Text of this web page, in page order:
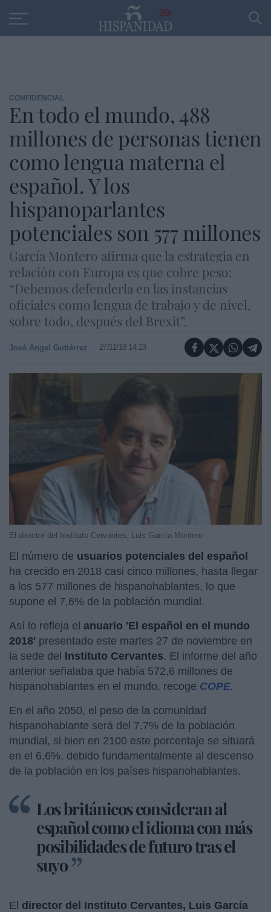
30
CONFIDENCIAL
En todo el mundo, 488
millones de personas tienen
como lengua materna el
español. Y los
hispanoparlantes
potenciales son 577 millones
García Montero afirma que la estrategia en
relación con Europa es que cobre peso:
“Debemos defenderla en las instancias
oficiales como lengua de trabajo y de nivel,
sobre todo, después del Brexit”.
José Ángel Gutiérrez 27/11/18 14:23
El director del Instituto Cervantes, Luis García Montero
El número de usuarios potenciales del español
ha crecido en 2018 casi cinco millones, hasta llegar
a los 577 millones de hispanohablantes, lo que
supone el 7,6% de la población mundial.
Así lo refleja el anuario 'El español en el mundo
2018' presentado este martes 27 de noviembre en
la sede del Instituto Cervantes. El informe del año
anterior señalaba que había 572,6 millones de
hispanohablantes en el mundo, recoge COPE.
En el año 2050, el peso de la comunidad
hispanohablante será del 7,7% de la población
mundial, si bien en 2100 este porcentaje se situará
en el 6,6%, debido fundamentalmente al descenso
de la población en los países hispanohablantes.
Los británicos consideran al
español como el idioma con más
posibilidades de futuro tras el
suyo
El director del Instituto Cervantes, Luis García